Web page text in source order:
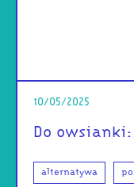
10/05/2025
Do owsianki:
alternatywa